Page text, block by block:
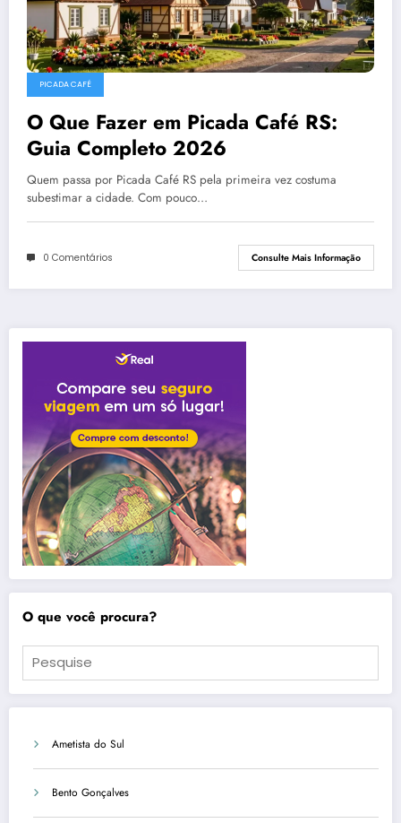
PICADA CAFÉ
O Que Fazer em Picada Café RS:
Guia Completo 2026
Quem passa por Picada Café RS pela primeira vez costuma
subestimar a cidade. Com pouco…
0 Comentários Consulte Mais Informação
O que você procura?
Ametista do Sul
Bento Gonçalves